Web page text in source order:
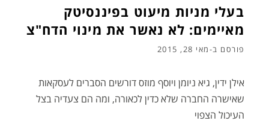
בעלי מניות מיעוט בפיננסיטק
מאיימים: לא נאשר את מינוי הדח"צ
פורסם ב-מאי 28, 2015
אילן ידין, גיא ניומן ויוסף מוזס דורשים הסברים לעסקאות
שאישרה החברה שלא כדין לכאורה, ומה הם צעדיה בצל
העיכול הצפוי